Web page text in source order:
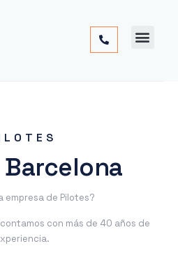
empresa de Pilotes?
con más de 40 años de